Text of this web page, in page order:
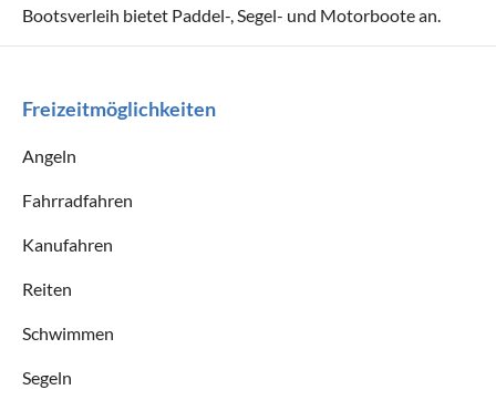
Bootsverleih bietet Paddel-, Segel- und Motorboote an.
Freizeitmöglichkeiten
Angeln
Fahrradfahren
Kanufahren
Reiten
Schwimmen
Segeln